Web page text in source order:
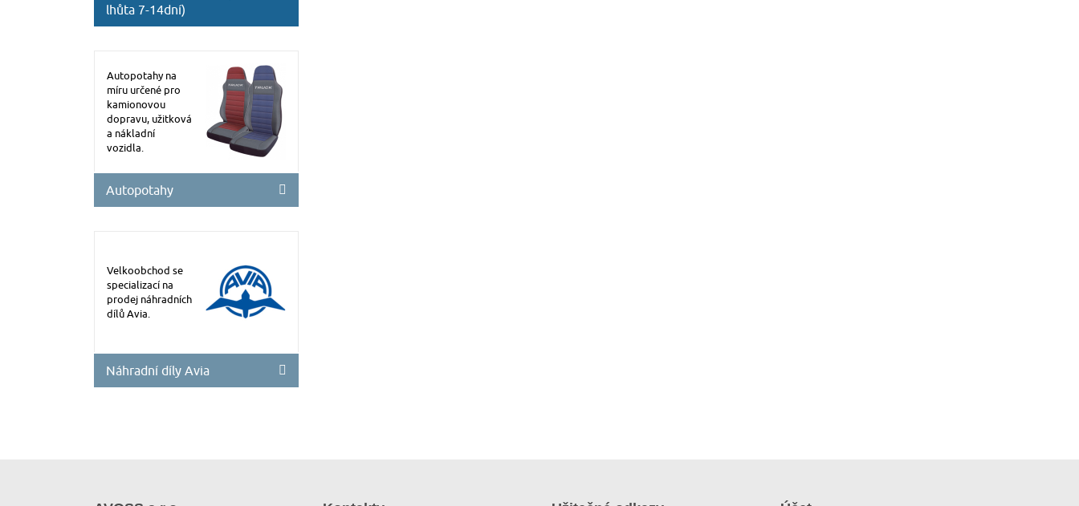
lhůta 7-14dní)
Autopotahy na
míru určené pro
kamionovou
dopravu, užitková
a nákladní
vozidla.
Autopotahy
Velkoobchod se
specializací na
prodej náhradních
dílů Avia.
Náhradní díly Avia